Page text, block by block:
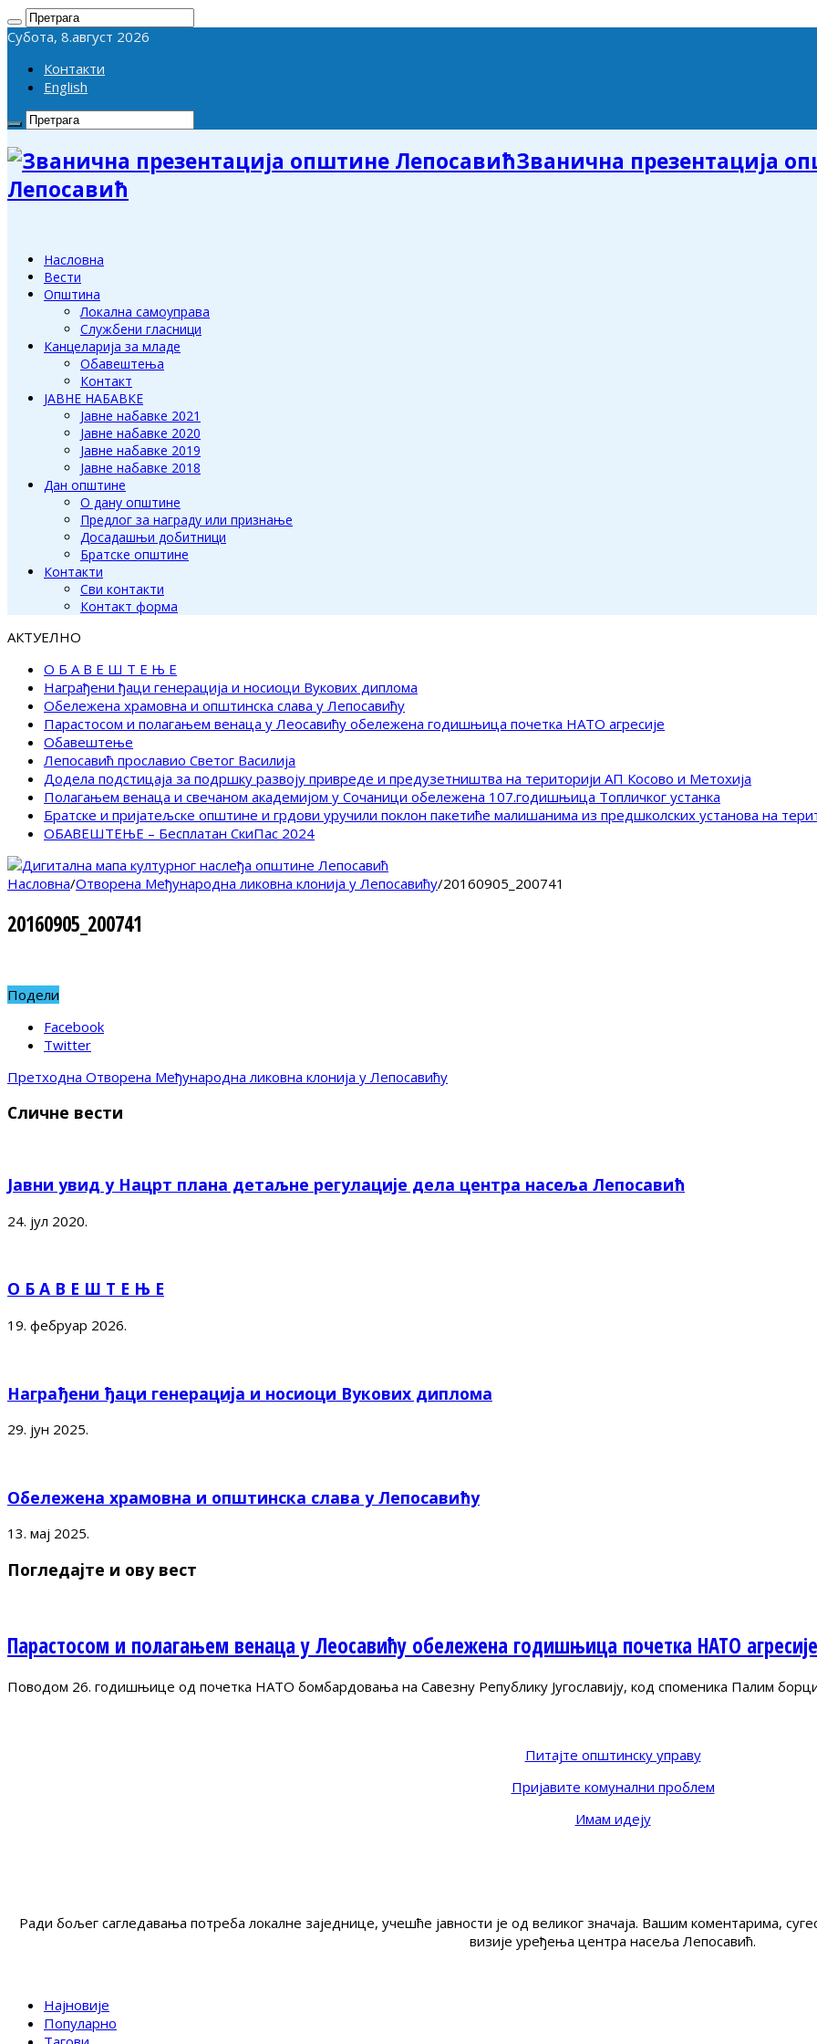
Субота, 8.август 2026
Контакти
English
Званична презентација
Лепосавић
Насловна
Вести
Општина
Локална самоуправа
Службени гласници
Канцеларија за младе
Обавештења
Контакт
ЈАВНЕ НАБАВКЕ
Јавне набавке 2021
Јавне набавке 2020
Јавне набавке 2019
Јавне набавке 2018
Дан општине
О дану општине
Предлог за награду или признање
Досадашњи добитници
Братске општине
Контакти
Сви контакти
Контакт форма
АКТУЕЛНО
О Б А В Е Ш Т Е Њ Е
Награђени ђаци генерација и носиоци Вукових диплома
Обележена храмовна и општинска слава у Лепосавићу
Парастосом и полагањем венаца у Леосавићу обележена годишњица почетка НАТО агресије
Обавештење
Лепосавић прославио Светог Василија
Додела подстицаја за подршку развоју привреде и предузетништва на територији АП Косово и Метохија
Полагањем венаца и свечаном академијом у Сочаници обележена 107.годишњица Топличког устанка
Братске и пријатељске општине и грдови уручили поклон пакетиће малишанима из предшколских установа на
ОБАВЕШТЕЊЕ – Бесплатан СкиПас 2024
Насловна/Отворена Међународна ликовна клонија у Лепосавићу/20160905_200741
20160905_200741
Подели
Facebook
Twitter
Претходна Отворена Међународна ликовна клонија у Лепосавићу
Сличне вести
Јавни увид у Нацрт плана детаљне регулације дела центра насеља Лепосавић
24. јул 2020.
О Б А В Е Ш Т Е Њ Е
19. фебруар 2026.
Награђени ђаци генерација и носиоци Вукових диплома
29. јун 2025.
Обележена храмовна и општинска слава у Лепосавићу
13. мај 2025.
Погледајте и ову вест
Парастосом и полагањем венаца у Леосавићу обележена годишњица почетка НАТО агресије
Поводом 26. годишњице од почетка НАТО бомбардовања на Савезну Републику Југославију, код споменика Палим
Питајте општинску управу
Пријавите комунални проблем
Имам идеју
Ради бољег сагледавања потреба локалне заједнице, учешће јавности је од великог значаја. Вашим коментарима,
визије уређења центра насеља Лепосавић.
Најновије
Популарно